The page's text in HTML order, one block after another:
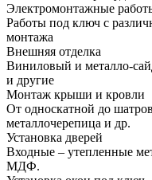
Электромонтажные
Работы под ключ с
монтажа
Внешняя отделка
Виниловый и металло-
и другие
Монтаж крыши и кровли
От односкатной до
металлочерепица и др.
Установка дверей
Входные – утепленные
МДФ.